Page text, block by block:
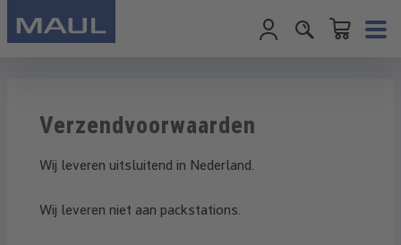
Verzendvoorwaarden
Wij leveren uitsluitend in Nederland.
Wij leveren niet aan packstations.